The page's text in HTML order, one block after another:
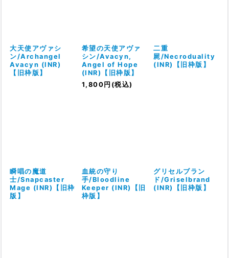
大天使アヴァシ
ン/Archangel
Avacyn (INR)
【旧枠版】
希望の天使アヴァ
シン/Avacyn,
Angel of Hope
(INR)【旧枠版】
1,800 円 (税込)
二重
屍/Necroduality
(INR)【旧枠版】
瞬唱の魔道
士/Snapcaster
Mage (INR)【旧枠
版】
血統の守り
手/Bloodline
Keeper (INR)【旧
枠版】
グリセルブラン
ド/Griselbrand
(INR)【旧枠版】